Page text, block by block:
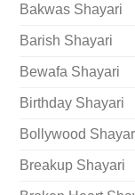
Bakwas Shayari
Barish Shayari
Bewafa Shayari
Birthday Shayari
Bollywood
Breakup Shayari